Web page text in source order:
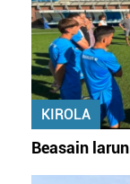
KIROLA
Beasain